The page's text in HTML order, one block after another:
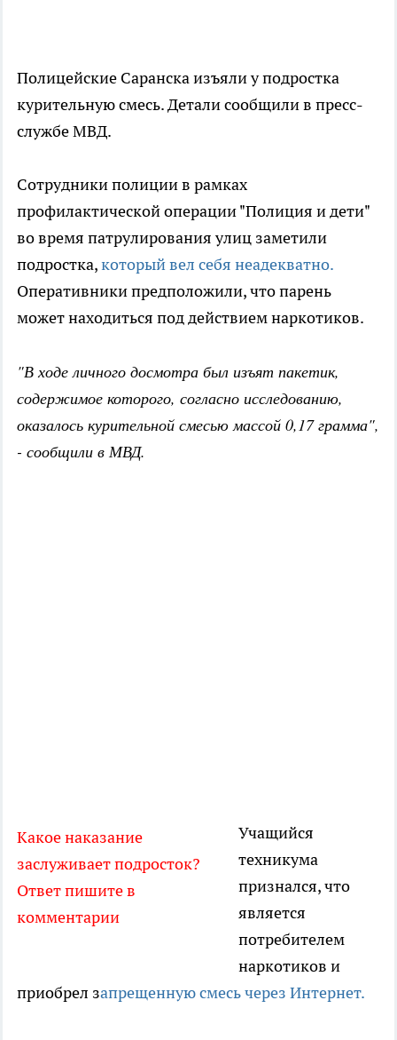
Полицейские Саранска изъяли у подростка
курительную смесь. Детали сообщили в пресс-
службе МВД.
Сотрудники полиции в рамках
профилактической операции "Полиция и дети"
во время патрулирования улиц заметили
подростка,который вел себя неадекватно.
Оперативники предположили, что парень
может находиться под действием наркотиков.
"В ходе личного досмотра был изъят пакетик,
содержимое которого, согласно исследованию,
оказалось курительной смесью массой 0,17 грамма",
- сообщили в МВД.
Какое наказание
заслуживает подросток?
Ответ пишите в
комментарии
Учащийся
техникума
признался, что
является
потребителем
наркотиков и
приобрел запрещенную смесь через Интернет.